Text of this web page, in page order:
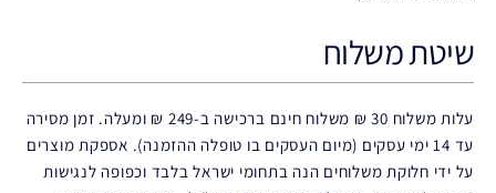
שיטת משלוח
עלות משלוח 30 ₪ משלוח חינם ברכישה ב-249 ₪ ומעלה. זמן מסירה
עד 14 ימי עסקים (מיום העסקים בו טופלה ההזמנה). אספקת מוצרים
על ידי חלוקת משלוחים הנה בתחומי ישראל בלבד וכפופה לנגישות